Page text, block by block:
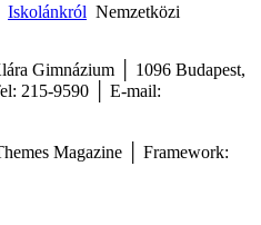
Iskolánkról Nemzetközi
Gimnázium │ 1096 Budapest,
215-9590
E-mail:
Magazine │ Framework: